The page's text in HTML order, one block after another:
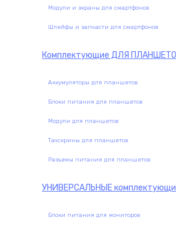
Модули и экраны для смартфонов
Шлейфы и запчасти для смартфонов
Комплектующие ДЛЯ
Аккумуляторы для планшетов
Блоки питания для планшетов
Модули для планшетов
Тачскрины для планшетов
Разъемы питания для планшетов
УНИВЕРСАЛЬНЫЕ
Блоки питания для мониторов